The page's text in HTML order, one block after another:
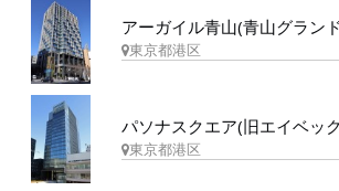
アーガイル青山(青山グラン
東京都港区
パソナスクエア(旧エイベッ
東京都港区